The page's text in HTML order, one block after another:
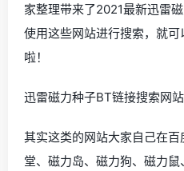
家整理带来了2021最新迅雷
使用这些网站进行搜索，就
啦！
迅雷磁力种子BT链接搜索网
其实这类的网站大家自己在
堂、磁力岛、磁力狗、磁力